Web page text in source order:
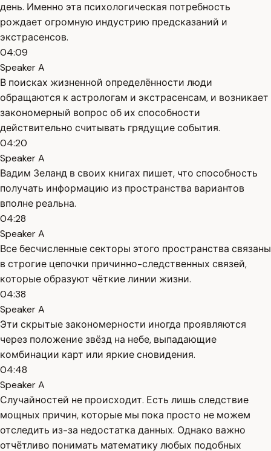
день. Именно эта психологическая потребность
рождает огромную индустрию предсказаний и
экстрасенсов.
04:09
Speaker A
В поисках жизненной определённости люди
обращаются к астрологам и экстрасенсам, и возникает
закономерный вопрос об их способности
действительно считывать грядущие события.
04:20
Speaker A
Вадим Зеланд в своих книгах пишет, что способность
получать информацию из пространства вариантов
вполне реальна.
04:28
Speaker A
Все бесчисленные секторы этого пространства связаны
в строгие цепочки причинно-следственных связей,
которые образуют чёткие линии жизни.
04:38
Speaker A
Эти скрытые закономерности иногда проявляются
через положение звёзд на небе, выпадающие
комбинации карт или яркие сновидения.
04:48
Speaker A
Случайностей не происходит. Есть лишь следствие
мощных причин, которые мы пока просто не можем
отследить из-за недостатка данных. Однако важно
отчётливо понимать математику любых подобных